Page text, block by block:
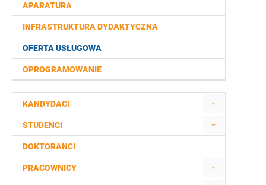
APARATURA
INFRASTRUKTURA DYDAKTYCZNA
OFERTA USŁUGOWA
OPROGRAMOWANIE
KANDYDACI
STUDENCI
DOKTORANCI
PRACOWNICY